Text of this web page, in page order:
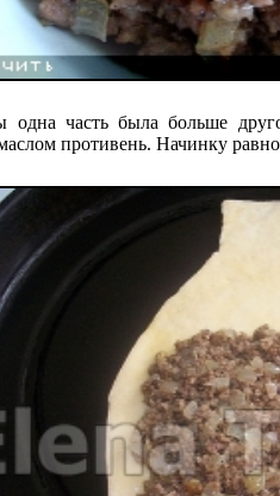
одна часть была больше
противень. Начинку